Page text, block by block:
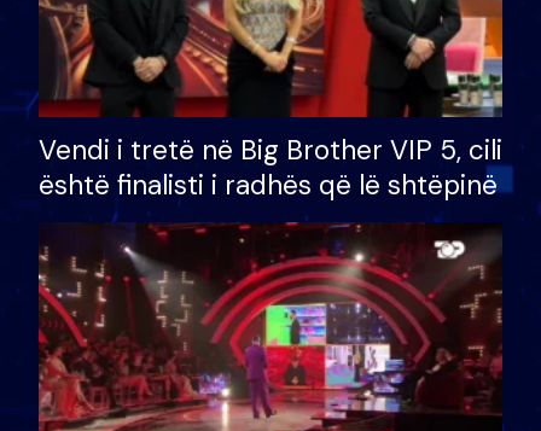
Vendi i tretë në Big Brother VIP 5, cili
është finalisti i radhës që lë shtëpinë